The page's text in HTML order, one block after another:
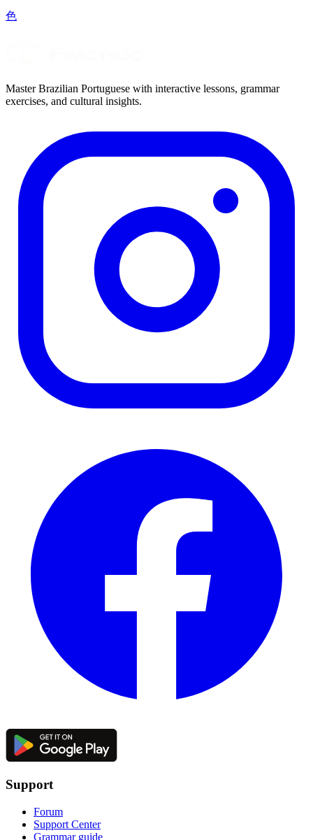
色
Master Brazilian Portuguese with interactive lessons, grammar
exercises, and cultural insights.
Support
Forum
Support Center
Grammar guide